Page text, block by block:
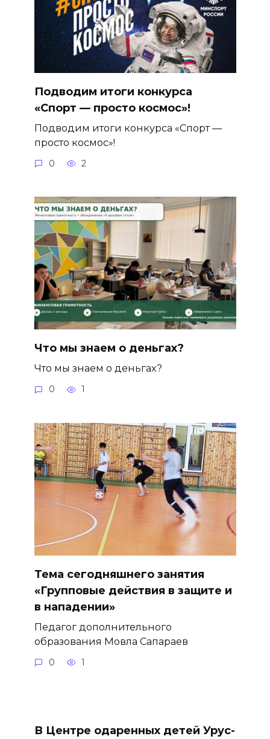
Подводим итоги конкурса
«Спорт — просто космос»!
Подводим итоги конкурса «Спорт —
просто космос»!
0 2
Что мы знаем о деньгах?
Что мы знаем о деньгах?
0 1
Тема сегодняшнего занятия
«Групповые действия в защите и
в нападении»
Педагог дополнительного
образования Мовла Сапараев
0 1
В Центре одаренных детей Урус-